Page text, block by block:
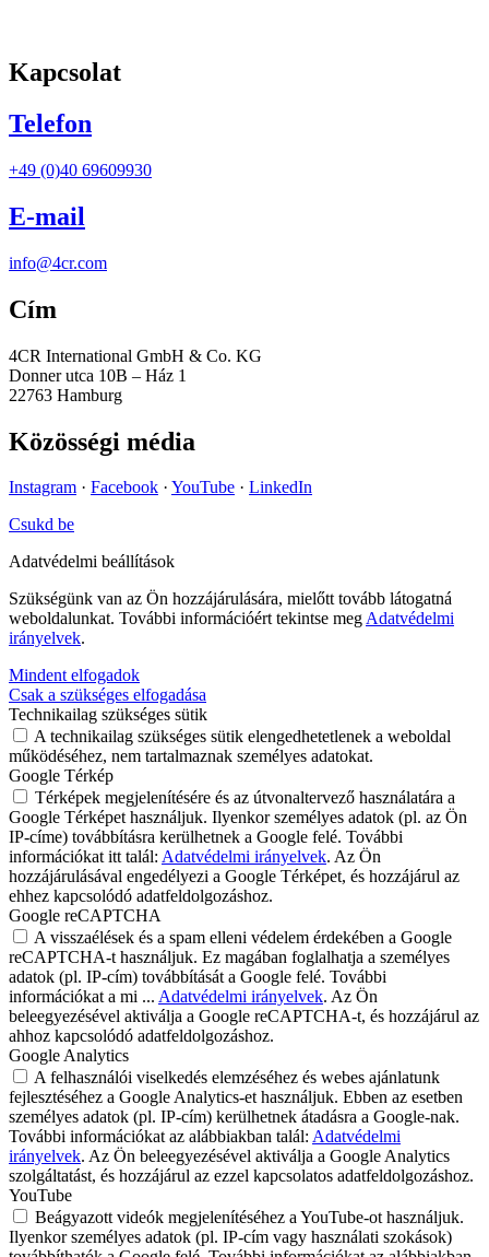
Kapcsolat
Telefon
+49 (0)40 69609930
E-mail
info@4cr.com
Cím
4CR International GmbH & Co. KG
Donner utca 10B – Ház 1
22763 Hamburg
Közösségi média
Instagram · Facebook · YouTube · LinkedIn
Csukd be
Adatvédelmi beállítások
Szükségünk van az Ön hozzájárulására, mielőtt tovább látogatná
weboldalunkat. További információért tekintse megAdatvédelmi
irányelvek.
Mindent elfogadok
Csak a szükséges elfogadása
Technikailag szükséges sütik
A technikailag szükséges sütik elengedhetetlenek a weboldal
működéséhez, nem tartalmaznak személyes adatokat.
Google Térkép
Térképek megjelenítésére és az útvonaltervező használatára a
Google Térképet használjuk. Ilyenkor személyes adatok (pl. az Ön
IP-címe) továbbításra kerülhetnek a Google felé. További
információkat itt talál: Adatvédelmi irányelvek. Az Ön
hozzájárulásával engedélyezi a Google Térképet, és hozzájárul az
ehhez kapcsolódó adatfeldolgozáshoz.
Google reCAPTCHA
A visszaélések és a spam elleni védelem érdekében a Google
reCAPTCHA-t használjuk. Ez magában foglalhatja a személyes
adatok (pl. IP-cím) továbbítását a Google felé. További
információkat a mi ... Adatvédelmi irányelvek. Az Ön
beleegyezésével aktiválja a Google reCAPTCHA-t, és hozzájárul az
ahhoz kapcsolódó adatfeldolgozáshoz.
Google Analytics
A felhasználói viselkedés elemzéséhez és webes ajánlatunk
fejlesztéséhez a Google Analytics-et használjuk. Ebben az esetben
személyes adatok (pl. IP-cím) kerülhetnek átadásra a Google-nak.
További információkat az alábbiakban talál: Adatvédelmi
irányelvek. Az Ön beleegyezésével aktiválja a Google Analytics
szolgáltatást, és hozzájárul az ezzel kapcsolatos adatfeldolgozáshoz.
YouTube
Beágyazott videók megjelenítéséhez a YouTube-ot használjuk.
Ilyenkor személyes adatok (pl. IP-cím vagy használati szokások)